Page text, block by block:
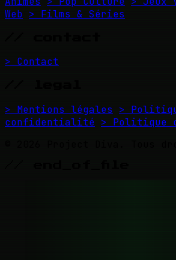
Web > Films & Séries
> Contact
> Mentions légales
>
confidentialité > Politique